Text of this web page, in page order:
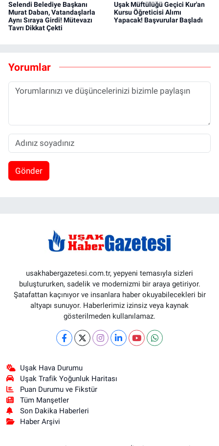
Selendi Belediye Başkanı
Murat Daban, Vatandaşlarla
Aynı Sıraya Girdi! Mütevazı
Tavrı Dikkat Çekti
Uşak Müftülüğü Geçici Kur'an
Kursu Öğreticisi Alımı
Yapacak! Başvurular Başladı
Yorumlar
Gönder
usakhabergazetesi.com.tr, yepyeni temasıyla sizleri
buluştururken, sadelik ve modernizmi bir araya getiriyor.
Şatafattan kaçınıyor ve insanlara haber okuyabilecekleri bir
altyapı sunuyor. Haberlerimiz izinsiz veya kaynak
gösterilmeden kullanılamaz.
Uşak Hava Durumu
Uşak Trafik Yoğunluk Haritası
Puan Durumu ve Fikstür
Tüm Manşetler
Son Dakika Haberleri
Haber Arşivi